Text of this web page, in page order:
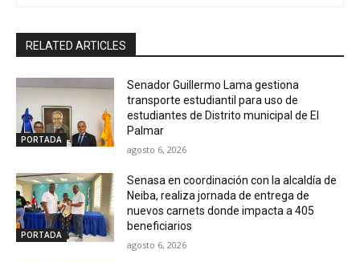
RELATED ARTICLES
PORTADA
Senador Guillermo Lama gestiona
transporte estudiantil para uso de
estudiantes de Distrito municipal de El
Palmar
agosto 6, 2026
PORTADA
Senasa en coordinación con la alcaldía de
Neiba, realiza jornada de entrega de
nuevos carnets donde impacta a 405
beneficiarios
agosto 6, 2026